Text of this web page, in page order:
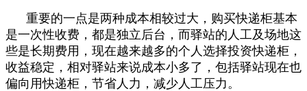
重要的一点是两种成本相较过大，购买快递柜基本
是一次性收费，都是独立后台，而驿站的人工及场地这
些是长期费用，现在越来越多的个人选择投资快递柜，
收益稳定，相对驿站来说成本小多了，包括驿站现在也
偏向用快递柜，节省人力，减少人工压力。